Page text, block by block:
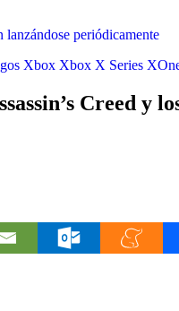
lanzándose periódicamente
Xbox Xbox X Series
Creed y